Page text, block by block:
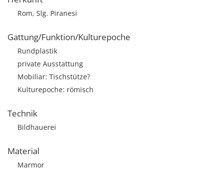
Rom, Slg. Piranesi
Gattung/Funktion/Kulturepoche
Rundplastik
private Ausstattung
Mobiliar: Tischstütze?
Kulturepoche: römisch
Technik
Bildhauerei
Material
Marmor